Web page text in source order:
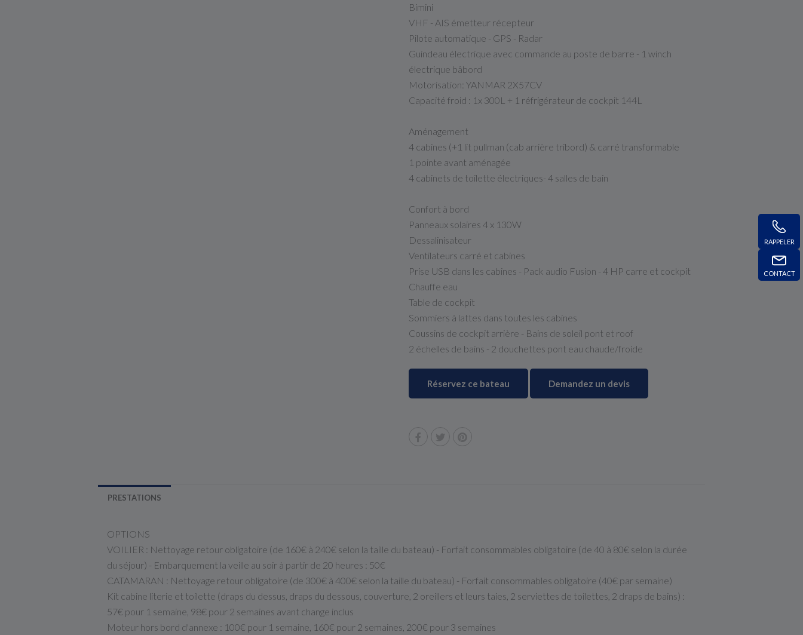
RAPPELER
CONTACT
Bimini
VHF - AIS émetteur récepteur
Pilote automatique - GPS - Radar
Guindeau électrique avec commande au poste de barre - 1 winch
électrique bâbord
Motorisation: YANMAR 2X57CV
Capacité froid : 1x 300L + 1 réfrigérateur de cockpit 144L
Aménagement
4 cabines (+1 lit pullman (cab arrière tribord) & carré transformable
1 pointe avant aménagée
4 cabinets de toilette électriques- 4 salles de bain
Confort à bord
Panneaux solaires 4 x 130W
Dessalinisateur
Ventilateurs carré et cabines
Prise USB dans les cabines - Pack audio Fusion - 4 HP carre et cockpit
Chauffe eau
Table de cockpit
Sommiers à lattes dans toutes les cabines
Coussins de cockpit arrière - Bains de soleil pont et roof
2 échelles de bains - 2 douchettes pont eau chaude/froide
Réservez ce bateau Demandez un devis
PRESTATIONS
OPTIONS
VOILIER : Nettoyage retour obligatoire (de 160€ à 240€ selon la taille du bateau) - Forfait consommables obligatoire (de 40 à 80€ selon la durée
du séjour) - Embarquement la veille au soir à partir de 20 heures : 50€
CATAMARAN : Nettoyage retour obligatoire (de 300€ à 400€ selon la taille du bateau) - Forfait consommables obligatoire (40€ par semaine)
Kit cabine literie et toilette (draps du dessus, draps du dessous, couverture, 2 oreillers et leurs taies, 2 serviettes de toilettes, 2 draps de bains) :
57€ pour 1 semaine, 98€ pour 2 semaines avant change inclus
Moteur hors bord d'annexe : 100€ pour 1 semaine, 160€ pour 2 semaines, 200€ pour 3 semaines